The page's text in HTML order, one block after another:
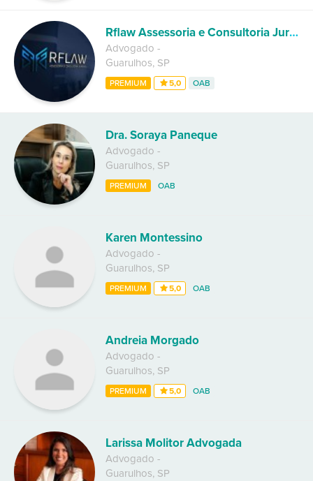
Rflaw Assessoria e Consultoria Juridica
Advogado -
Guarulhos, SP
PREMIUM 5,0 OAB
Dra. Soraya Paneque
Advogado -
Guarulhos, SP
PREMIUM OAB
Karen Montessino
Advogado -
Guarulhos, SP
PREMIUM 5,0 OAB
Andreia Morgado
Advogado -
Guarulhos, SP
PREMIUM 5,0 OAB
Larissa Molitor Advogada
Advogado -
Guarulhos, SP